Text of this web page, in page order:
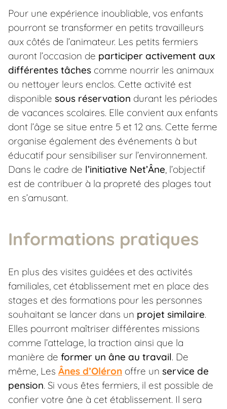
Pour une expérience inoubliable, vos enfants
pourront se transformer en petits travailleurs
aux côtés de l’animateur. Les petits fermiers
auront l’occasion de participer activement aux
différentes tâches comme nourrir les animaux
ou nettoyer leurs enclos. Cette activité est
disponible sous réservation durant les périodes
de vacances scolaires. Elle convient aux enfants
dont l’âge se situe entre 5 et 12 ans. Cette ferme
organise également des événements à but
éducatif pour sensibiliser sur l’environnement.
Dans le cadre de l’initiative Net’Âne , l’objectif
est de contribuer à la propreté des plages tout
en s’amusant.
Informations pratiques
En plus des visites guidées et des activités
familiales, cet établissement met en place des
stages et des formations pour les personnes
souhaitant se lancer dans un projet similaire.
Elles pourront maîtriser différentes missions
comme l’attelage, la traction ainsi que la
manière de former un âne au travail. De
même, Les Ânes d’Oléron offre un service de
pension. Si vous êtes fermiers, il est possible de
confier votre âne à cet établissement. Il sera